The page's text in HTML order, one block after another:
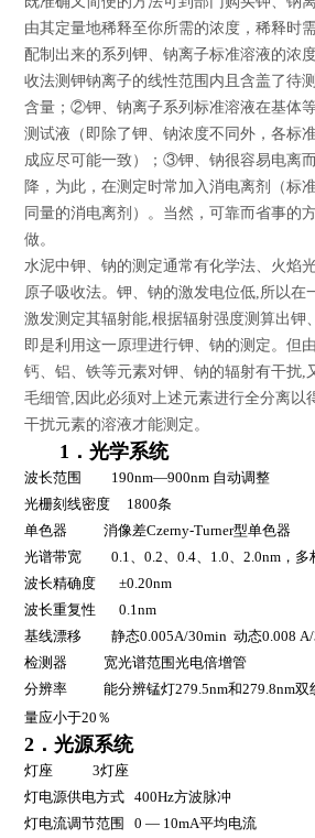
由其定量地稀释至你所需的浓度，稀释时
配制出来的系列钾、钠离子标准溶液的浓
收法测钾钠离子的线性范围内且含盖了待
含量；②钾、钠离子系列标准溶液在基体
测试液（即除了钾、钠浓度不同外，各标
成应尽可能一致）；③钾、钠很容易电离
降，为此，在测定时常加入消电离剂（标
同量的消电离剂）。当然，可靠而省事的
做。
水泥中钾、钠的测定通常有化学法、火焰
原子吸收法。钾、钠的激发电位低,所以在
激发测定其辐射能,根据辐射强度测算出钾
即是利用这一原理进行钾、钠的测定。但
钙、铝、铁等元素对钾、钠的辐射有干扰,
毛细管,因此必须对上述元素进行全分离以
干扰元素的溶液才能测定。
1 ．光学系统
波长范围 190nm—900nm 自动调整
光栅刻线密度 1800条
单色器
消像差Czerny-Turner型单色器
光谱带宽 0.1、0.2、0.4、 1.0、2.0nm ，
波长精确度 ±0.20nm
波长重复性 0.1nm
基线漂移
静态0.005A/30min动态0.008
检测器
宽光谱范围光电倍增管
分辨率
能分辨锰灯279.5nm和279.8nm双
量应小于20 ％
2 ．光源系统
灯座 3灯座
灯电源供电方式 400Hz方波脉冲
灯电流调节范围
0 — 10mA平均电流